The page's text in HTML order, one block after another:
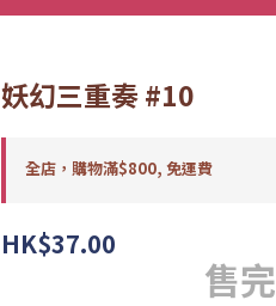
妖幻三重奏 #10
全店，購物滿$800, 免運費
HK$37.00
售完